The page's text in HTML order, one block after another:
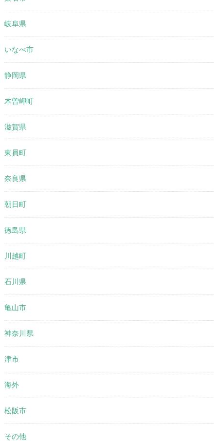
岐阜県
いなべ市
静岡県
木曽岬町
滋賀県
東員町
奈良県
朝日町
徳島県
川越町
石川県
亀山市
神奈川県
津市
海外
松阪市
その他